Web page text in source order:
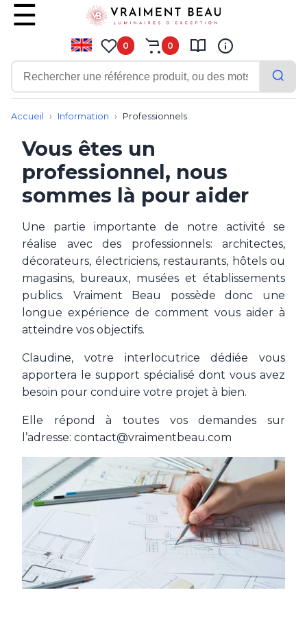
0 0
Accueil
Tous nos articles
Pourquoi choisir Vraiment Beau
Trouver des produits sur Vraiment Beau
Références clients
Les réponses aux questions les plus fréquentes
Conditions générales de vente
Comment nous contacter
Information Légale
RGPD et information personnelle
Les cookies sur Vraiment Beau
Acheter en toute sécurité sur Internet
Professionnels
Notre Guide
Principes de Conception
Choisir ses ampoules LED
Estimez les caractéristiques pour votre éclairage
Nos calculateurs d'éclairage
Les différents modèles d'ampoules
Choisir lustres et suspensions
Choisir des lampes de table
Choisir des lampes de jardin
Les installations connectées
Accueil Information Professionnels
Vous êtes un
professionnel, nous
sommes là pour aider
Une partie importante de notre activité se
réalise avec des professionnels: architectes,
décorateurs, électriciens, restaurants, hôtels ou
magasins, bureaux, musées et établissements
publics. Vraiment Beau possède donc une
longue expérience de comment vous aider à
atteindre vos objectifs.
Claudine, votre interlocutrice dédiée vous
apportera le support spécialisé dont vous avez
besoin pour conduire votre projet à bien.
Elle répond à toutes vos demandes sur
l’adresse: contact@vraimentbeau.com